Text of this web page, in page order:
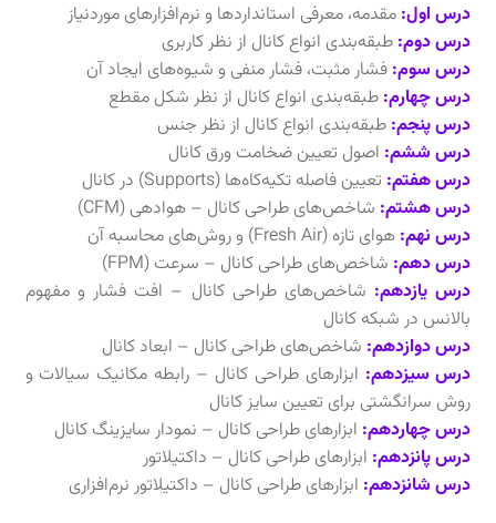
درس اول: مقدمه، معرفی استانداردها و نرم‌افزارهای موردنیاز
درس دوم: طبقه‌بندی انواع کانال از نظر کاربری
درس سوم: فشار مثبت، فشار منفی و شیوه‌های ایجاد آن
درس چهارم: طبقه‌بندی انواع کانال از نظر شکل مقطع
درس پنجم: طبقه‌بندی انواع کانال از نظر جنس
درس ششم: اصول تعیین ضخامت ورق کانال
درس هفتم: تعیین فاصله تکیه‌کاه‌ها (Supports) در کانال
درس هشتم: شاخص‌های طراحی کانال – هوادهی (CFM)
درس نهم: هوای تازه (Fresh Air) و روش‌های محاسبه آن
درس دهم: شاخص‌های طراحی کانال – سرعت (FPM)
درس یازدهم: شاخص‌های طراحی کانال – افت فشار و مفهوم
بالانس در شبکه کانال
درس دوازدهم: شاخص‌های طراحی کانال – ابعاد کانال
درس سیزدهم: ابزارهای طراحی کانال – رابطه مکانیک سیالات و
روش سرانگشتی برای تعیین سایز کانال
درس چهاردهم: ابزارهای طراحی کانال – نمودار سایزینگ کانال
درس پانزدهم: ابزارهای طراحی کانال – داکتیلاتور
درس شانزدهم: ابزارهای طراحی کانال – داکتیلاتور نرم‌افزاری